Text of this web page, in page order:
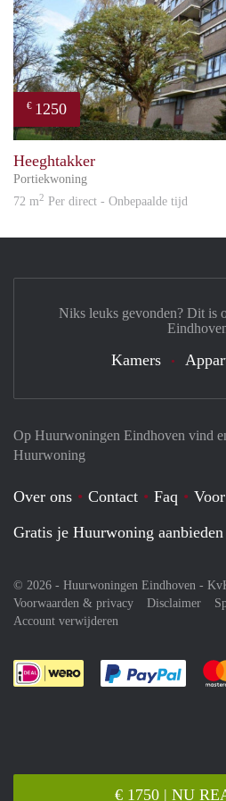
€ 1750 | NU
€ 1250
Heeghtakker
Portiekwoning
72 m2 Per direct - Onbepaalde tijd
Op Huurwoningen Eindhoven vind
Huurwoning
Over ons Contact Faq
Gratis je Huurwoning
© 2026 - Huurwoningen Eindhoven -
Voorwaarden & privacy
Disclaimer
Account verwijderen
Je
Niks leuks gevonden? Dit is
Kamers